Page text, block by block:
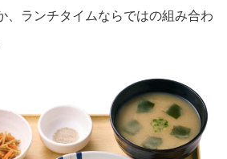
、ランチタイムならではの組み合わ